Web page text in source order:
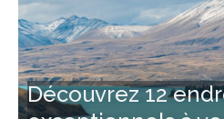
Découvrez 12